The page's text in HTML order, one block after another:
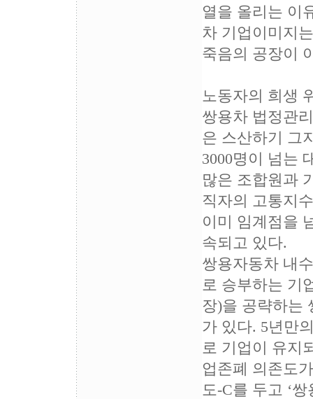
열을 올리는 이
차 기업이미지
죽음의 공장이
노동자의 희생
쌍용차 법정관
은 스산하기 그
3000명이 넘는
많은 조합원과
직자의 고통지
이미 임계점을
속되고 있다.
쌍용자동차 내
로 승부하는 기
장)을 공략하는
가 있다. 5년만
로 기업이 유지
업존폐 의존도
도-C를 두고 ‘